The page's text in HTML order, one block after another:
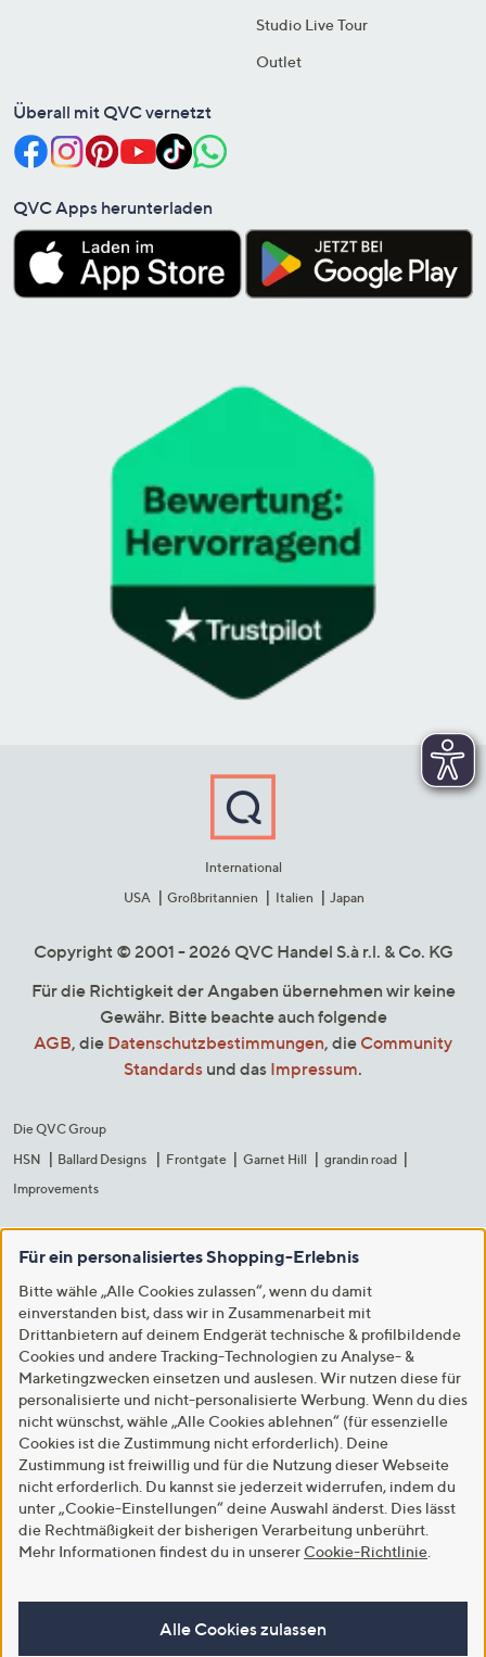
Studio Live Tour
Outlet
Überall mit QVC vernetzt
QVC Apps herunterladen
International
USA
Großbritannien Italien Japan
Copyright © 2001 - 2026 QVC Handel S.à r.l. & Co. KG
Für die Richtigkeit der Angaben übernehmen wir keine
Gewähr. Bitte beachte auch folgende
AGB, die Datenschutzbestimmungen, die Community
Standards und das Impressum.
Die QVC Group
HSN
Ballard Designs Frontgate Garnet Hill
grandin road
Improvements
Für ein personalisiertes Shopping-Erlebnis
Bitte wähle „Alle Cookies zulassen“, wenn du damit
einverstanden bist, dass wir in Zusammenarbeit mit
Drittanbietern auf deinem Endgerät technische & profilbildende
Cookies und andere Tracking-Technologien zu Analyse- &
Marketingzwecken einsetzen und auslesen. Wir nutzen diese für
personalisierte und nicht-personalisierte Werbung. Wenn du dies
nicht wünschst, wähle „Alle Cookies ablehnen“ (für essenzielle
Cookies ist die Zustimmung nicht erforderlich). Deine
Zustimmung ist freiwillig und für die Nutzung dieser Webseite
nicht erforderlich. Du kannst sie jederzeit widerrufen, indem du
unter „Cookie-Einstellungen“ deine Auswahl änderst. Dies lässt
die Rechtmäßigkeit der bisherigen Verarbeitung unberührt.
Mehr Informationen findest du in unserer Cookie-Richtlinie
Alle Cookies zulassen